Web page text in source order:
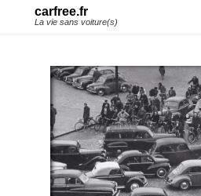
carfree.fr
La vie sans voiture(s)